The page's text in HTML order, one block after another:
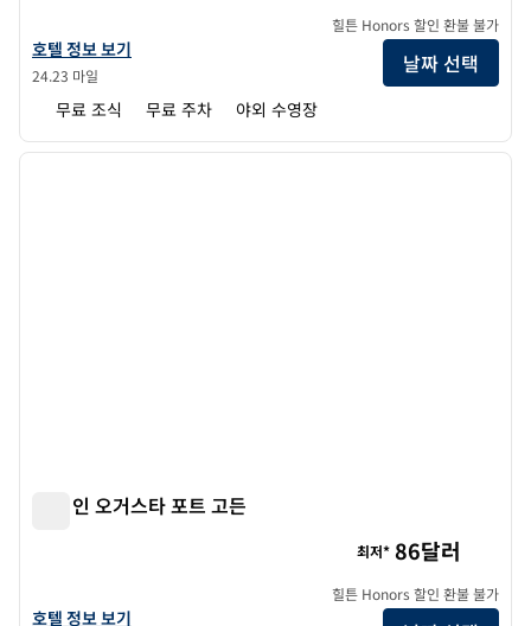
홈우드 스위트 바이 힐튼 오거스타 고든 하이웨이의 호텔 정보 보기
호텔 정보 보기
24.23 마일
힐튼 Honors 할인 환불 불가
날짜 선택
무료 조식 무료 주차 야외 수영장
1/12
1/12
다음
햄튼 인 오거스타 포트 고든
햄튼 인 오거스타 포트 고든의 호텔 정보 보기
호텔 정보 보기
최저* 86달러
힐튼 Honors 할인 환불 불가